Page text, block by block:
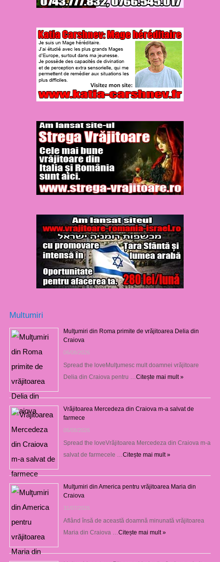
Multumiri
Mulţumiri din Roma primite de vrăjitoarea Delia din
Craiova
06/08/2026
Spread the loveMulţumesc mult doamnei vrăjitoare
Delia din Craiova pentru …Citește mai mult »
Vrăjitoarea Mercedeza din Craiova m-a salvat de
farmece
06/08/2026
Spread the loveVrăjitoarea Mercedeza din Craiova m-a
salvat de farmecele …Citește mai mult »
Mulţumiri din America pentru vrăjitoarea Maria din
Craiova
31/07/2026
Aflând însă de această doamnă minunată vrăjitoarea
Maria din Craiova …Citește mai mult »